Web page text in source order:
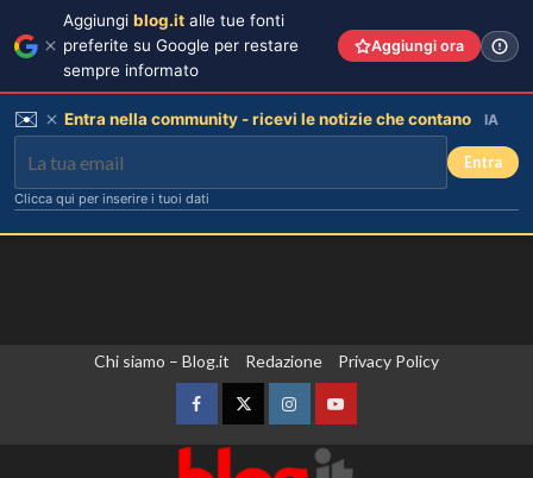
Chi siamo – Blog.it Redazione Privacy Policy
FacebookTwitterInstagramYouTube
Aggiungi blog.it alle tue fonti
preferite su Google per restare
sempre informato
Aggiungi ora
✉️ Entra nella community - ricevi le notizie che contano IA
Entra
Clicca qui per inserire i tuoi dati